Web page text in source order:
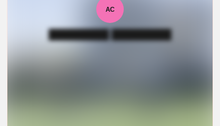
АС
█████████ █████████